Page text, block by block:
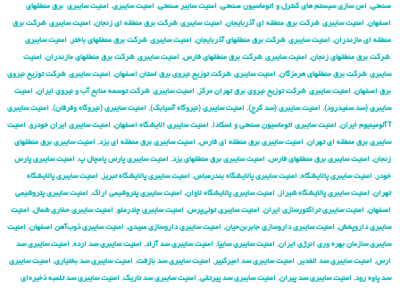
صنعتی, امن سازی سیستم های کنترل و اتوماسیون صنعتی, امنیت سایبر صنعتی, امنیت سایبری, امنیت سایبری برق منطقهای
اصفهان, امنیت سایبری شركت برق منطقه ای آذربایجان, امنیت سایبری شركت برق منطقه ای زنجان, امنیت سایبری شركت برق
منطقه ای مازندران, امنیت سایبری شركت برق منطقهای آذربایجان, امنیت سایبری شركت برق منطقهای باختر , امنیت سایبری
شركت برق منطقهای زنجان, امنیت سایبری شركت برق منطقهای فارس, امنیت سایبری شركت برق منطقهای مازندران, امنیت
سایبری شركت برق منطقهای هرمزگان, امنیت سایبری شركت توزیع نیروی برق استان اصفهان, امنیت سایبری شركت توزیع نیروی
برق اصفهان, امنیت سایبری شركت توزیع نیروی برق تهران مركز , امنیت سایبری شركت توسعه منابع آب و نیروی ایران, امنیت
سایبری (سد سفیدرود), امنیت سایبری (سد کرج), امنیت سایبری (نیروگاه آسیابک), امنیت سایبری (نیروگاه وفرقان), امنیت سایبری
آ آلومینیوم ایران, امنیت سایبری اتوماسیون صنعتی و اسکادا, امنیت سایبری الایشگاه اصفهان, امنیت سایبری ایران خودرو, امنیت
سایبری برق منطقه ای تهران, امنیت سایبری برق منطقه ای فارس, امنیت سایبری برق منطقه ای یزد, امنیت سایبری برق منطقهای
زنجان, امنیت سایبری برق منطقهای فارس, امنیت سایبری برق منطقهای یزد, امنیت سایبری پارس پامچال پ, امنیت سایبری پارس
خودر , امنیت سایبری پالایشگاه, امنیت سایبری پالایشگاه بندرعباس, امنیت سایبری پالایشگاه تبریز , امنیت سایبری پالایشگاه
تهران, امنیت سایبری پالایشگاه شیراز , امنیت سایبری پالایشگاه لاوان, امنیت سایبری پتروشیمی اراک, امنیت سایبری پتروشیمی
اصفهان, امنیت سایبری تراکتورسازی ایران, امنیت سایبری تولی‌پرس, امنیت سایبری چادرملو, امنیت سایبری حفاری شمال, امنیت
سایبری داروپخش, امنیت سایبری داروسازی جابربن‌حیان, امنیت سایبری داروسازی عبیدی, امنیت سایبری ذوب‌آهن اصفهان, امنیت
سایبری سازمان بهره وری انرژی ایران, امنیت سایبری سایپا, امنیت سایبری سد آزاد, امنیت سایبری سد ارده, امنیت سایبری سد
ارس, امنیت سایبری سد الغدیر , امنیت سایبری سد امیرکبیر , امنیت سایبری سد بازفت, امنیت سایبری سد بختیاری, امنیت سایبری
سد پاوه رود, امنیت سایبری سد پیران, امنیت سایبری سد پیرتقی, امنیت سایبری سد تاریک, امنیت سایبری سد تلمبه ذخیره‌ای